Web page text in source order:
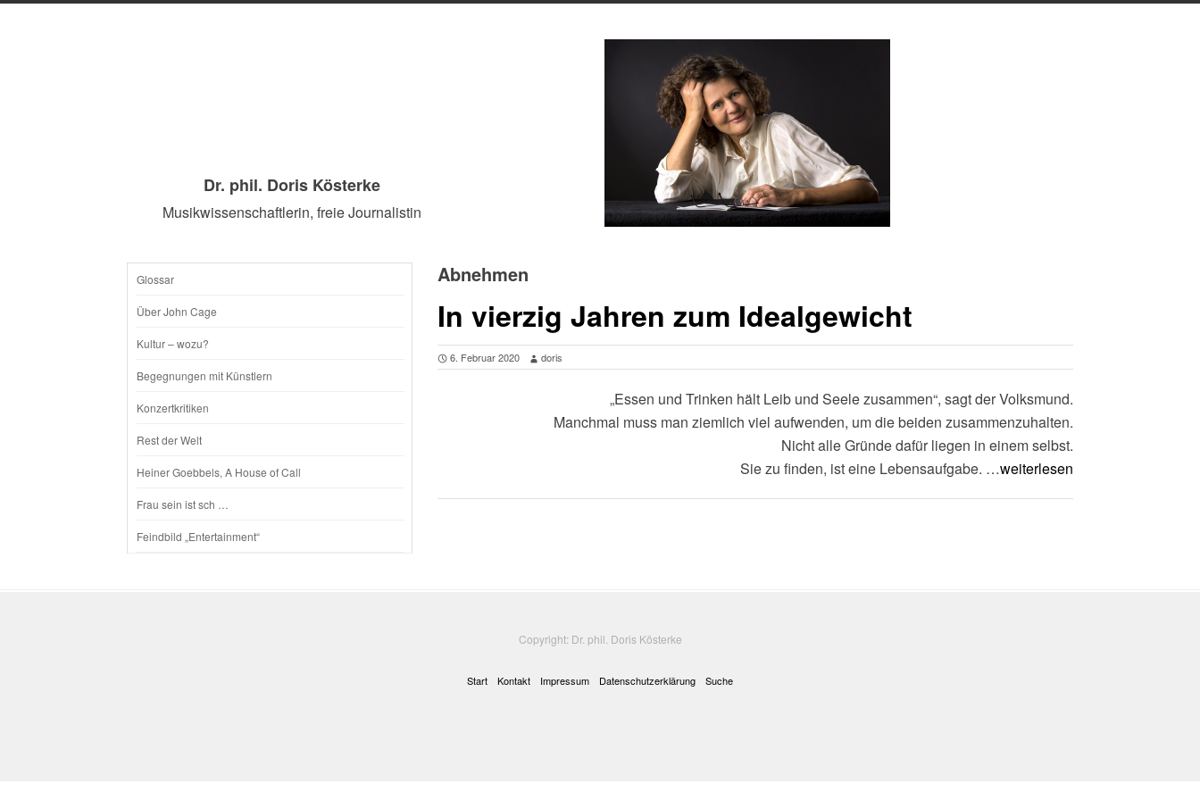
Dr. phil. Doris Kösterke
Musikwissenschaftlerin, freie Journalistin
SKIP
CONTENT
Glossar
Über John Cage
Kultur – wozu?
Begegnungen mit Künstlern
Konzertkritiken
Rest der Welt
Heiner Goebbels, A House of Call
Frau sein ist sch …
Feindbild „Entertainment“
Abnehmen
In vierzig Jahren zum Idealgewicht
6. Februar 2020 doris
„Essen und Trinken hält Leib und Seele zusammen“, sagt der Volksmund.
Manchmal muss man ziemlich viel aufwenden, um die beiden zusammenzuhalten.
Nicht alle Gründe dafür liegen in einem selbst.
Sie zu finden, ist eine Lebensaufgabe. …weiterlesen
Copyright: Dr. phil. Doris Kösterke
Start Kontakt Impressum Datenschutzerklärung Suche